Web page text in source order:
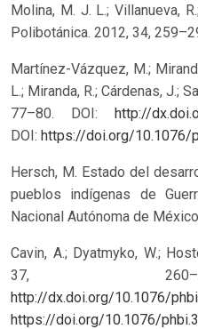
Molina, M. J. L.; Villanueva,
Polibotánica. 2012, 34,
Martínez-Vázquez, M.;
L.; Miranda, R.; Cárdenas, J.;
77–80. DOI: http://
DOI: https://doi.org/10.1076/
Hersch, M. Estado del
pueblos indígenas de
Nacional Autónoma de
Cavin, A.; Dyatmyko, W.;
37,
http://dx.doi.org/10.1076/
https://doi.org/10.1076/